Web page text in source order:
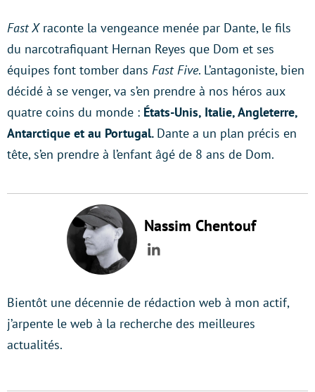
Fast Xraconte la vengeance menée par Dante, le fils
du narcotrafiquant Hernan Reyes que Dom et ses
équipes font tomber dans Fast Five. L’antagoniste, bien
décidé à se venger, va s’en prendre à nos héros aux
quatre coins du monde : États-Unis, Italie, Angleterre,
Antarctique et au Portugal. Dante a un plan précis en
tête, s’en prendre à l’enfant âgé de 8 ans de Dom.
Nassim Chentouf
LinkedIn
Bientôt une décennie de rédaction web à mon actif,
j’arpente le web à la recherche des meilleures
actualités.